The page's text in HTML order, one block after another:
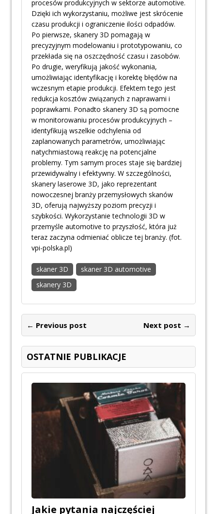
procesów produkcyjnych w sektorze automotive.
Dzięki ich wykorzystaniu, możliwe jest skrócenie
czasu produkcji i ograniczenie ilości odpadów.
Po pierwsze, skanery 3D pomagają w
precyzyjnym modelowaniu i prototypowaniu, co
przekłada się na oszczędność czasu i zasobów.
Po drugie, weryfikują jakość wykonania,
umożliwiając identyfikację i korektę błędów na
wczesnym etapie produkcji. Efektem tego jest
redukcja kosztów związanych z naprawami i
poprawkami. Ponadto skanery 3D są pomocne
w monitorowaniu procesów produkcyjnych –
identyfikują wszelkie odchylenia od
zaplanowanych parametrów, umożliwiając
natychmiastową reakcję na potencjalne
problemy. Tym samym proces staje się bardziej
przewidywalny i efektywny. W szczególności,
skanery laserowe 3D, jako reprezentant
nowoczesnej branży przemysłowych skanów
3D, oferują najwyższy poziom precyzji i
szybkości. Wykorzystanie technologii 3D w
przemyśle automotive to przyszłość, która już
teraz zaczyna odmieniać oblicze tej branży. (fot.
vpi-polska.pl)
skaner 3D
skaner 3D automotive
skanery 3D
← Previous post Next post →
OSTATNIE PUBLIKACJE
Jakie pytania najczęściej